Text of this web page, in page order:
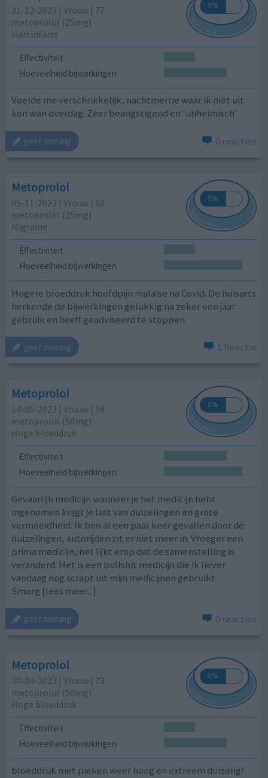
31-12-2023 | Vrouw | 77
metoprolol (25mg)
Hartinfarct
Effectiviteit
Hoeveelheid bijwerkingen
Voelde me verschrikkelijk, nachtmerrie waar ik niet uit
kon wan overdag. Zeer beangstigend en 'unheimisch'
geef mening 0 reacties
Metoprolol
05-11-2023 | Vrouw | 60
metoprolol (25mg)
Migraine
Effectiviteit
Hoeveelheid bijwerkingen
Hogere bloeddruk hoofdpijn malaise na Covid. De huisarts
herkende de bijwerkingen gelukkig na zeker een jaar
gebruik en heeft geadviseerd te stoppen.
geef mening 1 Reactie
Metoprolol
14-05-2023 | Vrouw | 58
metoprolol (50mg)
Hoge bloeddruk
Effectiviteit
Hoeveelheid bijwerkingen
Gevaarlijk medicijn wanneer je het medicijn hebt
ingenomen krijgt je last van duizelingen en grote
vermoeidheid. Ik ben al een paar keer gevallen door de
duizelingen, autorijden zit er niet meer in. Vroeger een
prima medicijn, het lijkt erop dat de samenstelling is
veranderd. Het is een bullshit medicijn die ik liever
vandaag nog scrapt uit mijn medicijnen gebruikt.
Smorg [lees meer...]
geef mening 0 reacties
Metoprolol
30-04-2023 | Vrouw | 73
metoprolol (50mg)
Hoge bloeddruk
Effectiviteit
Hoeveelheid bijwerkingen
bloeddruk met pieken weer hoog en extreem duizelig!